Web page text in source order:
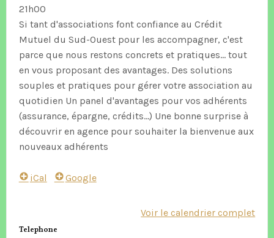
21h00
Si tant d'associations font confiance au Crédit
Mutuel du Sud-Ouest pour les accompagner, c'est
parce que nous restons concrets et pratiques... tout
en vous proposant des avantages. Des solutions
souples et pratiques pour gérer votre association au
quotidien Un panel d'avantages pour vos adhérents
(assurance, épargne, crédits...) Une bonne surprise à
découvrir en agence pour souhaiter la bienvenue aux
nouveaux adhérents
iCal Google
Voir le calendrier complet
Telephone